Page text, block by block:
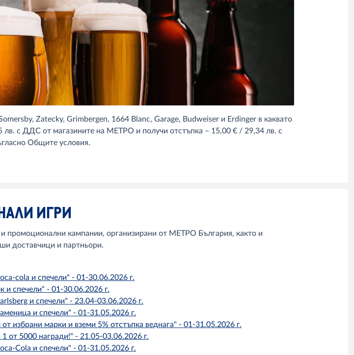
Zatecky, Grimbergen, 1664 Blanc, Garage, Budweiser и Erdinger в каквато
с ДДС от магазините на МЕТРО и получи отстъпка – 15,00 € / 29,34 лв. с
Общите условия.
ИГРИ
кампании, организирани от МЕТРО България, както и
доставчици и партньори.
cola и спечели" - 01-30.06.2026 г.
и спечели" - 01-30.06.2026 г.
и спечели" - 23.04-03.06.2026 г.
и спечели" - 01-31.05.2026 г.
марки и вземи 5% отстъпка веднага" - 01-31.05.2026 г.
от 5000 награди!" - 21.05-03.06.2026 г.
Cola и спечели" - 01-31.05.2026 г.